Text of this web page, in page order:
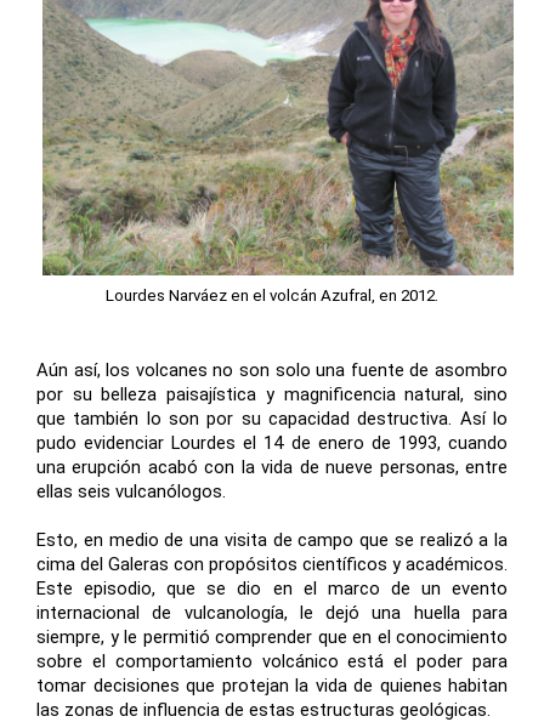
Lourdes Narváez en el volcán Azufral, en 2012.
Aún así, los volcanes no son solo una fuente de asombro
por su belleza paisajística y magnificencia natural, sino
que también lo son por su capacidad destructiva. Así lo
pudo evidenciar Lourdes el 14 de enero de 1993, cuando
una erupción acabó con la vida de nueve personas, entre
ellas seis vulcanólogos.
Esto, en medio de una visita de campo que se realizó a la
cima del Galeras con propósitos científicos y académicos.
Este episodio, que se dio en el marco de un evento
internacional de vulcanología, le dejó una huella para
siempre, y le permitió comprender que en el conocimiento
sobre el comportamiento volcánico está el poder para
tomar decisiones que protejan la vida de quienes habitan
las zonas de influencia de estas estructuras geológicas.